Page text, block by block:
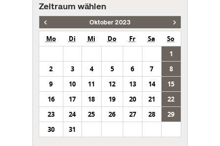
Zeitraum wählen
Oktober 2023
Mo Di Mi Do Fr Sa
So
1
2
3 4 5 6 7
8
9
10 11 12 13 14
15
16
17 18 19 20 21
22
23
24 25 26 27 28
29
30
31